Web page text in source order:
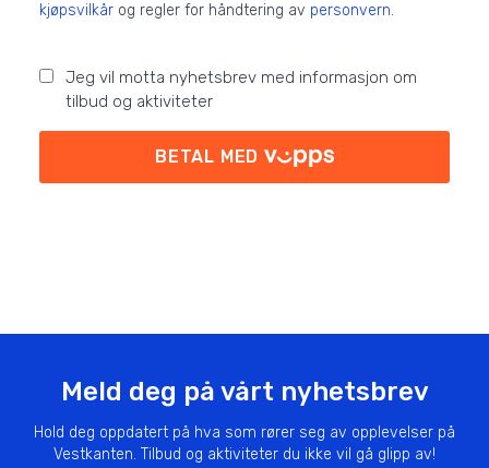
kjøpsvilkår og regler for håndtering av personvern.
Jeg vil motta nyhetsbrev med informasjon om
tilbud og aktiviteter
BETAL MED
Meld deg på vårt nyhetsbrev
Hold deg oppdatert på hva som rører seg av opplevelser på
Vestkanten. Tilbud og aktiviteter du ikke vil gå glipp av!